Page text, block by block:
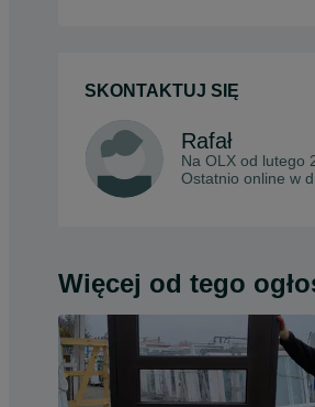
SKONTAKTUJ SIĘ
Rafał
Na OLX od lutego
Ostatnio online w
Więcej od tego